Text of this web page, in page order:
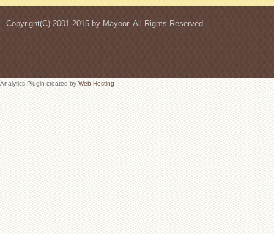
Copyright(C) 2001-2015 by Mayoor. All Rights Reserved.
Analytics Plugin created byWeb Hosting